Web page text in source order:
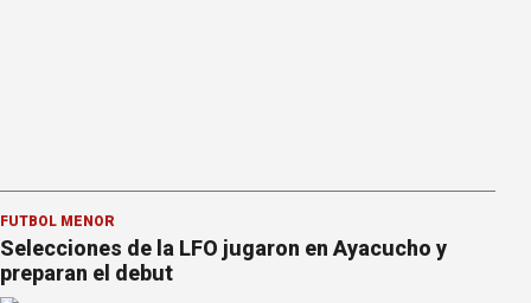
FÚTBOL MENOR
Selecciones de la LFO jugaron en Ayacucho y
preparan el debut